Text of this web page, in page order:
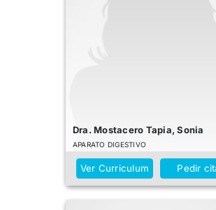
Dra. Mostacero Tapia, Sonia
APARATO DIGESTIVO
Ver Curriculum Pedir